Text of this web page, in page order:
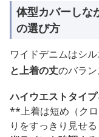
体型カバーしな
の選び方
ワイドデニムはシル
と上着の丈のバラン
ハイウエストタイプ
**上着は短め（ク
りをすっきり見せる